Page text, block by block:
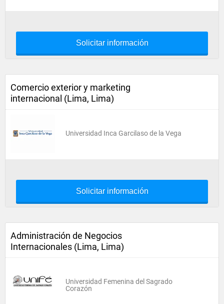
Solicitar información
Comercio exterior y marketing
internacional (Lima, Lima)
Universidad Inca Garcilaso de la Vega
Solicitar información
Administración de Negocios
Internacionales (Lima, Lima)
Universidad Femenina del Sagrado
Corazón